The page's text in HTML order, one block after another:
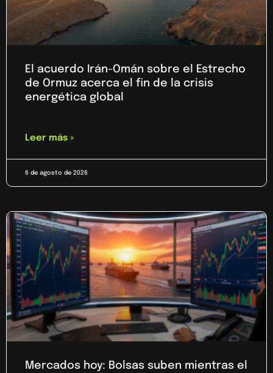
El acuerdo Irán-Omán sobre el Estrecho
de Ormuz acerca el fin de la crisis
energética global
Leer más »
6 de agosto de 2026
Mercados hoy: Bolsas suben mientras el